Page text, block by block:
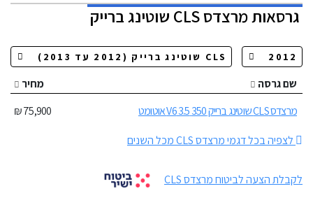
גרסאותמרצדס CLS שוטינג ברייק
שם גרסה
מחיר
מרצדס CLS שוטינג ברייק 350 3.5 V6 אוטומט
75,900 ₪
לצפיה בכל דגמי מרצדס CLS מכל השנים
לקבלת הצעה לביטוח מרצדס CLS